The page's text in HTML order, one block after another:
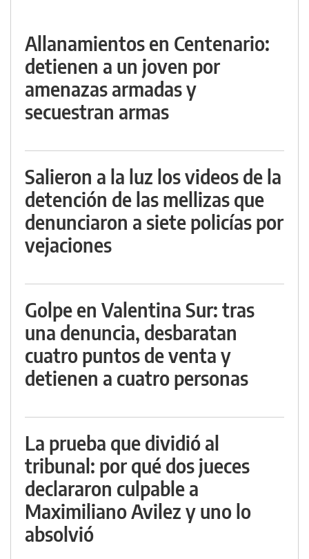
Allanamientos en Centenario:
detienen a un joven por
amenazas armadas y
secuestran armas
Salieron a la luz los videos de la
detención de las mellizas que
denunciaron a siete policías por
vejaciones
Golpe en Valentina Sur: tras
una denuncia, desbaratan
cuatro puntos de venta y
detienen a cuatro personas
La prueba que dividió al
tribunal: por qué dos jueces
declararon culpable a
Maximiliano Avilez y uno lo
absolvió